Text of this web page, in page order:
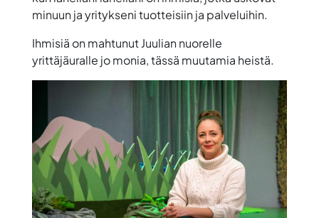
minuun ja yritykseni tuotteisiin ja palveluihin.
Ihmisiä on mahtunut Juulian nuorelle
yrittäjäuralle jo monia, tässä muutamia heistä.